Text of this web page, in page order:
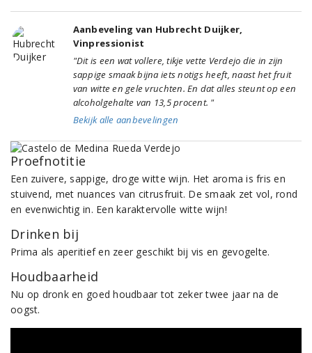
Aanbeveling van Hubrecht Duijker,
Vinpressionist
"Dit is een wat vollere, tikje vette Verdejo die in zijn
sappige smaak bijna iets notigs heeft, naast het fruit
van witte en gele vruchten. En dat alles steunt op een
alcoholgehalte van 13,5 procent. "
Bekijk alle aanbevelingen
Proefnotitie
Een zuivere, sappige, droge witte wijn. Het aroma is fris en
stuivend, met nuances van citrusfruit. De smaak zet vol, rond
en evenwichtig in. Een karaktervolle witte wijn!
Drinken bij
Prima als aperitief en zeer geschikt bij vis en gevogelte.
Houdbaarheid
Nu op dronk en goed houdbaar tot zeker twee jaar na de
oogst.